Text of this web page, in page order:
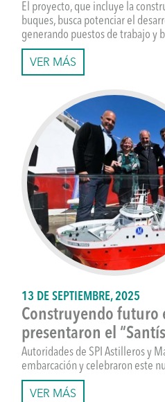
El proyecto, que incluye la
buques, busca potenciar el
generando puestos de trabajo y
VER MÁS
13 DE SEPTIEMBRE, 2025
Construyendo futuro
presentaron el
Autoridades de SPI Astilleros y
embarcación y celebraron este
VER MÁS